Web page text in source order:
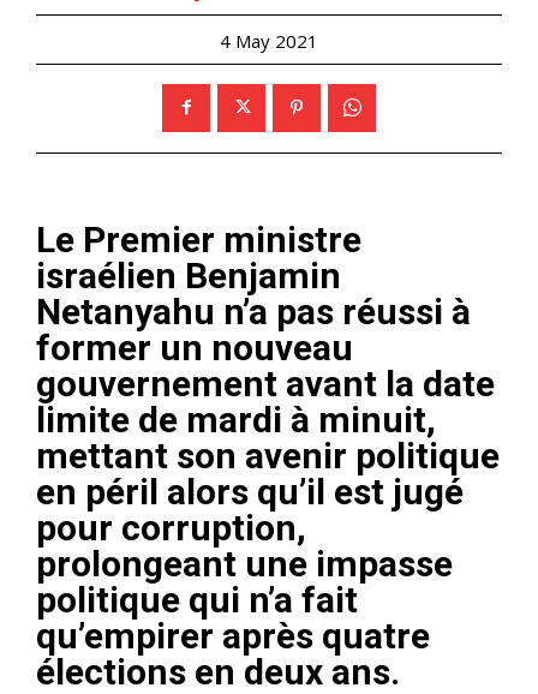
4 May 2021
Le Premier ministre
israélien Benjamin
Netanyahu n’a pas réussi à
former un nouveau
gouvernement avant la date
limite de mardi à minuit,
mettant son avenir politique
en péril alors qu’il est jugé
pour corruption,
prolongeant une impasse
politique qui n’a fait
qu’empirer après quatre
élections en deux ans.